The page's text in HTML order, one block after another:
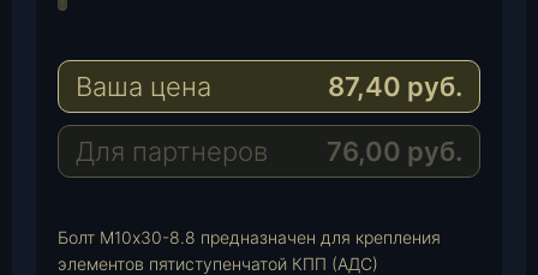
g
a
m
A
p
p
M
i
Ваша цена 87,40 руб.
Для партнеров 76,00 руб.
Болт М10х30-8.8 предназначен для крепления
элементов пятиступенчатой КПП (АДС)